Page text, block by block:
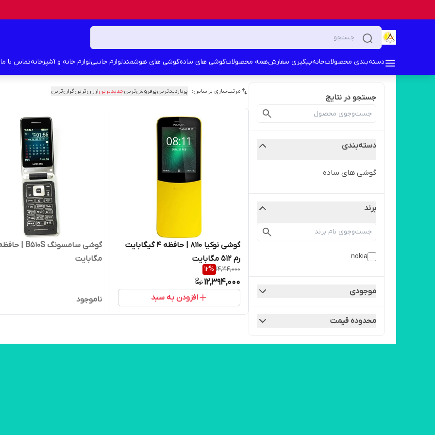
دسته‌بندی محصولاتخانهپیگیری سفارشهمه محصولاتگوشی های سادهگوشی های هوشمندلوازم جانبیلوازم خانه و آشپزخانهتماس با ما
جستجو در نتایج
دسته‌بندی
گوشی های ساده
برند
nokia
موجودی
محدوده قیمت
مرتب‌سازی براساس: پربازدیدترینپرفروش‌ترینجدیدترینارزان‌ترینگران‌ترین
گوشی نوکیا 8110 | حافظه 4 گیگابایت
رم 512 مگابایت
14,214,000
12%
12,394,000
افزودن به سبد
مگابایت
ناموجود